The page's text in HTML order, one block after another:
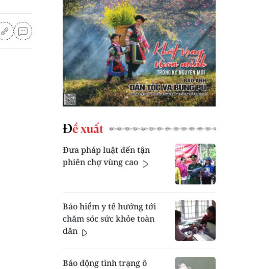
Đề xuất
Đưa pháp luật đến tận
phiên chợ vùng cao
Bảo hiểm y tế hướng tới
chăm sóc sức khỏe toàn
dân
Báo động tình trạng ô